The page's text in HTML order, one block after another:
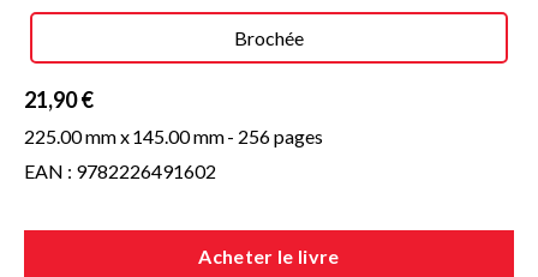
Brochée
21,90 €
225.00 mm x145.00 mm- 256 pages
EAN : 9782226491602
Acheter le livre